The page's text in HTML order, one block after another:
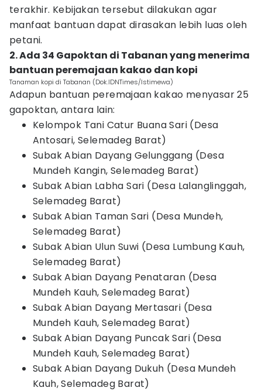
terakhir. Kebijakan tersebut dilakukan agar
manfaat bantuan dapat dirasakan lebih luas oleh
petani.
2. Ada 34 Gapoktan di Tabanan yang menerima
bantuan peremajaan kakao dan kopi
Tanaman kopi di Tabanan (Dok.IDNTimes/Istimewa)
Adapun bantuan peremajaan kakao menyasar 25
gapoktan, antara lain:
Kelompok Tani Catur Buana Sari (Desa
Antosari, Selemadeg Barat)
Subak Abian Dayang Gelunggang (Desa
Mundeh Kangin, Selemadeg Barat)
Subak Abian Labha Sari (Desa Lalanglinggah,
Selemadeg Barat)
Subak Abian Taman Sari (Desa Mundeh,
Selemadeg Barat)
Subak Abian Ulun Suwi (Desa Lumbung Kauh,
Selemadeg Barat)
Subak Abian Dayang Penataran (Desa
Mundeh Kauh, Selemadeg Barat)
Subak Abian Dayang Mertasari (Desa
Mundeh Kauh, Selemadeg Barat)
Subak Abian Dayang Puncak Sari (Desa
Mundeh Kauh, Selemadeg Barat)
Subak Abian Dayang Dukuh (Desa Mundeh
Kauh, Selemadeg Barat)